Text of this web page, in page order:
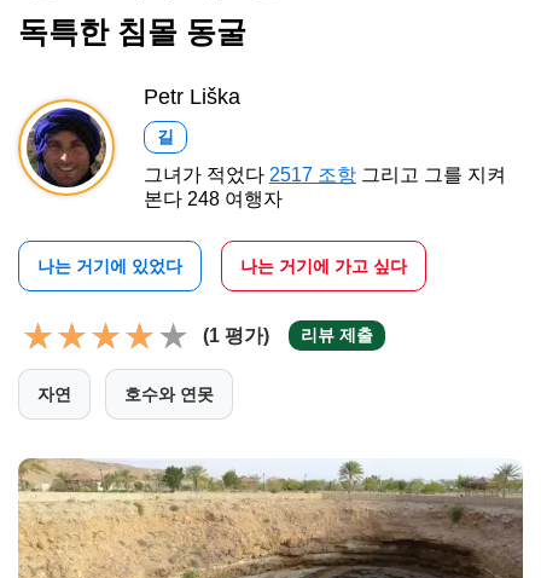
독특한 침몰 동굴
Petr Liška
길
그녀가 적었다 2517 조항 그리고 그를 지켜
본다 248 여행자
나는 거기에 있었다 나는 거기에 가고 싶다
(1 평가) 리뷰 제출
자연 호수와 연못